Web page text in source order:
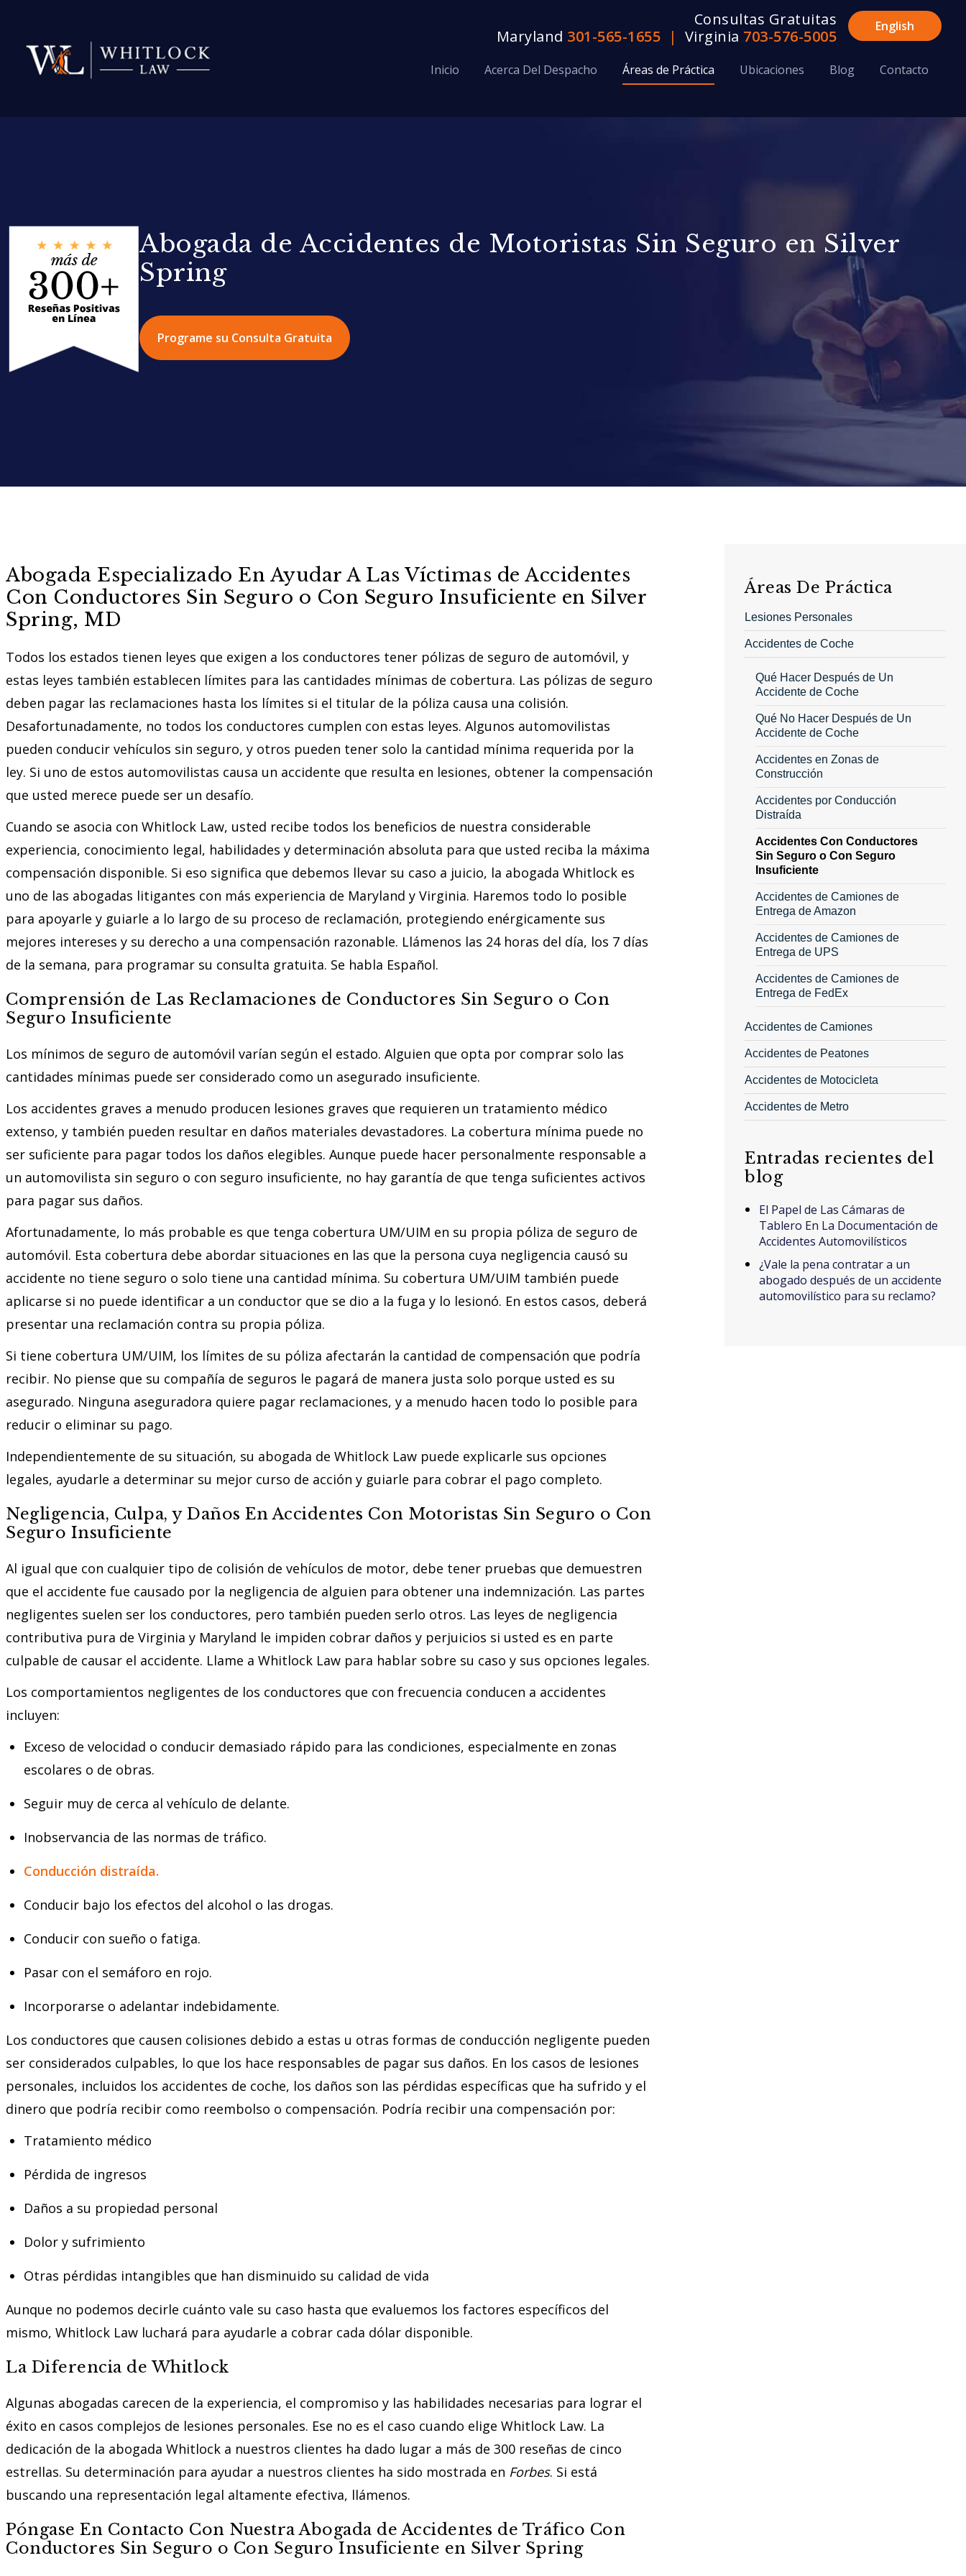
Consultas Gratuitas
Maryland 301-565-1655 | Virginia 703-576-5005
English
Inicio Acerca Del Despacho Áreas de Práctica Ubicaciones Blog Contacto
Abogada de Accidentes de Motoristas Sin Seguro en Silver
Spring
Programe su Consulta Gratuita
Abogada Especializado En Ayudar A Las Víctimas de Accidentes
Con Conductores Sin Seguro o Con Seguro Insuficiente en Silver
Spring, MD
Todos los estados tienen leyes que exigen a los conductores tener pólizas de seguro de automóvil, y
estas leyes también establecen límites para las cantidades mínimas de cobertura. Las pólizas de seguro
deben pagar las reclamaciones hasta los límites si el titular de la póliza causa una colisión.
Desafortunadamente, no todos los conductores cumplen con estas leyes. Algunos automovilistas
pueden conducir vehículos sin seguro, y otros pueden tener solo la cantidad mínima requerida por la
ley. Si uno de estos automovilistas causa un accidente que resulta en lesiones, obtener la compensación
que usted merece puede ser un desafío.
Cuando se asocia con Whitlock Law, usted recibe todos los beneficios de nuestra considerable
experiencia, conocimiento legal, habilidades y determinación absoluta para que usted reciba la máxima
compensación disponible. Si eso significa que debemos llevar su caso a juicio, la abogada Whitlock es
uno de las abogadas litigantes con más experiencia de Maryland y Virginia. Haremos todo lo posible
para apoyarle y guiarle a lo largo de su proceso de reclamación, protegiendo enérgicamente sus
mejores intereses y su derecho a una compensación razonable. Llámenos las 24 horas del día, los 7 días
de la semana, para programar su consulta gratuita. Se habla Español.
Comprensión de Las Reclamaciones de Conductores Sin Seguro o Con
Seguro Insuficiente
Los mínimos de seguro de automóvil varían según el estado. Alguien que opta por comprar solo las
cantidades mínimas puede ser considerado como un asegurado insuficiente.
Los accidentes graves a menudo producen lesiones graves que requieren un tratamiento médico
extenso, y también pueden resultar en daños materiales devastadores. La cobertura mínima puede no
ser suficiente para pagar todos los daños elegibles. Aunque puede hacer personalmente responsable a
un automovilista sin seguro o con seguro insuficiente, no hay garantía de que tenga suficientes activos
para pagar sus daños.
Afortunadamente, lo más probable es que tenga cobertura UM/UIM en su propia póliza de seguro de
automóvil. Esta cobertura debe abordar situaciones en las que la persona cuya negligencia causó su
accidente no tiene seguro o solo tiene una cantidad mínima. Su cobertura UM/UIM también puede
aplicarse si no puede identificar a un conductor que se dio a la fuga y lo lesionó. En estos casos, deberá
presentar una reclamación contra su propia póliza.
Si tiene cobertura UM/UIM, los límites de su póliza afectarán la cantidad de compensación que podría
recibir. No piense que su compañía de seguros le pagará de manera justa solo porque usted es su
asegurado. Ninguna aseguradora quiere pagar reclamaciones, y a menudo hacen todo lo posible para
reducir o eliminar su pago.
Independientemente de su situación, su abogada de Whitlock Law puede explicarle sus opciones
legales, ayudarle a determinar su mejor curso de acción y guiarle para cobrar el pago completo.
Negligencia, Culpa, y Daños En Accidentes Con Motoristas Sin Seguro o Con
Seguro Insuficiente
Al igual que con cualquier tipo de colisión de vehículos de motor, debe tener pruebas que demuestren
que el accidente fue causado por la negligencia de alguien para obtener una indemnización. Las partes
negligentes suelen ser los conductores, pero también pueden serlo otros. Las leyes de negligencia
contributiva pura de Virginia y Maryland le impiden cobrar daños y perjuicios si usted es en parte
culpable de causar el accidente. Llame a Whitlock Law para hablar sobre su caso y sus opciones legales.
Los comportamientos negligentes de los conductores que con frecuencia conducen a accidentes
incluyen:
Exceso de velocidad o conducir demasiado rápido para las condiciones, especialmente en zonas
escolares o de obras.
Seguir muy de cerca al vehículo de delante.
Inobservancia de las normas de tráfico.
Conducción distraída.
Conducir bajo los efectos del alcohol o las drogas.
Conducir con sueño o fatiga.
Pasar con el semáforo en rojo.
Incorporarse o adelantar indebidamente.
Los conductores que causen colisiones debido a estas u otras formas de conducción negligente pueden
ser considerados culpables, lo que los hace responsables de pagar sus daños. En los casos de lesiones
personales, incluidos los accidentes de coche, los daños son las pérdidas específicas que ha sufrido y el
dinero que podría recibir como reembolso o compensación. Podría recibir una compensación por:
Tratamiento médico
Pérdida de ingresos
Daños a su propiedad personal
Dolor y sufrimiento
Otras pérdidas intangibles que han disminuido su calidad de vida
Aunque no podemos decirle cuánto vale su caso hasta que evaluemos los factores específicos del
mismo, Whitlock Law luchará para ayudarle a cobrar cada dólar disponible.
La Diferencia de Whitlock
Algunas abogadas carecen de la experiencia, el compromiso y las habilidades necesarias para lograr el
éxito en casos complejos de lesiones personales. Ese no es el caso cuando elige Whitlock Law. La
dedicación de la abogada Whitlock a nuestros clientes ha dado lugar a más de 300 reseñas de cinco
estrellas. Su determinación para ayudar a nuestros clientes ha sido mostrada en Forbes. Si está
buscando una representación legal altamente efectiva, llámenos.
Póngase En Contacto Con Nuestra Abogada de Accidentes de Tráfico Con
Conductores Sin Seguro o Con Seguro Insuficiente en Silver Spring
Áreas De Práctica
Lesiones Personales
Accidentes de Coche
Qué Hacer Después de Un
Accidente de Coche
Qué No Hacer Después de Un
Accidente de Coche
Accidentes en Zonas de
Construcción
Accidentes por Conducción
Distraída
Accidentes Con Conductores
Sin Seguro o Con Seguro
Insuficiente
Accidentes de Camiones de
Entrega de Amazon
Accidentes de Camiones de
Entrega de UPS
Accidentes de Camiones de
Entrega de FedEx
Accidentes de Camiones
Accidentes de Peatones
Accidentes de Motocicleta
Accidentes de Metro
Entradas recientes del
blog
El Papel de Las Cámaras de
Tablero En La Documentación de
Accidentes Automovilísticos
¿Vale la pena contratar a un
abogado después de un accidente
automovilístico para su reclamo?